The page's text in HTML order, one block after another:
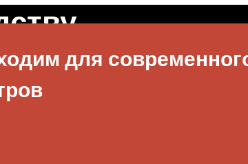
для